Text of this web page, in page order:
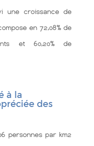
une croissance de
en 72,08% de
et 60,20% de
à la
des
personnes par km2